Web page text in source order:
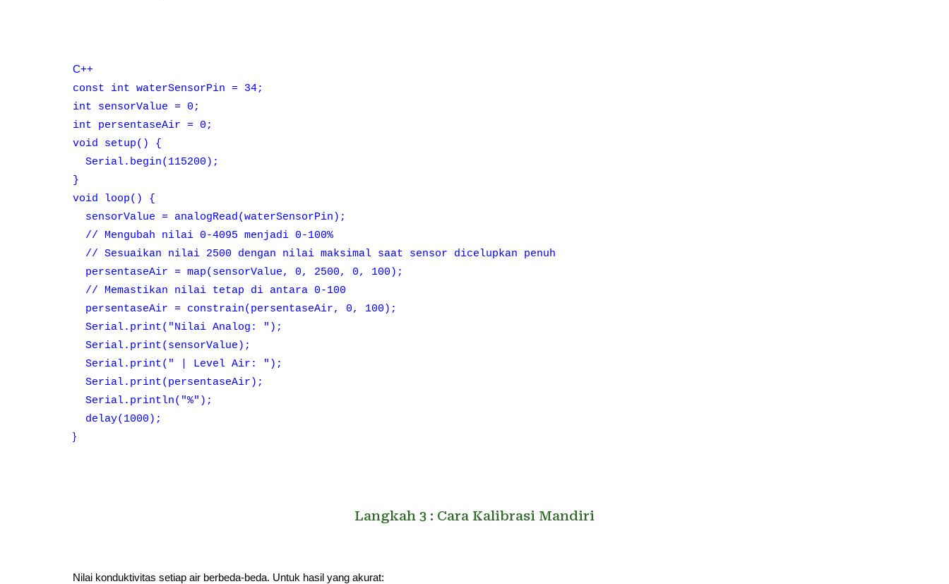
C++
const int waterSensorPin = 34;
int sensorValue = 0;
int persentaseAir = 0;
void setup() {
Serial.begin(115200);
}
void loop() {
sensorValue = analogRead(waterSensorPin);
// Mengubah nilai 0-4095 menjadi 0-100%
// Sesuaikan nilai 2500 dengan nilai maksimal saat sensor dicelupkan penuh
persentaseAir = map(sensorValue, 0, 2500, 0, 100);
// Memastikan nilai tetap di antara 0-100
persentaseAir = constrain(persentaseAir, 0, 100);
Serial.print("Nilai Analog: ");
Serial.print(sensorValue);
Serial.print(" | Level Air: ");
Serial.print(persentaseAir);
Serial.println("%");
delay(1000);
}
Langkah 3 : Cara Kalibrasi Mandiri
Nilai konduktivitas setiap air berbeda-beda. Untuk hasil yang akurat: